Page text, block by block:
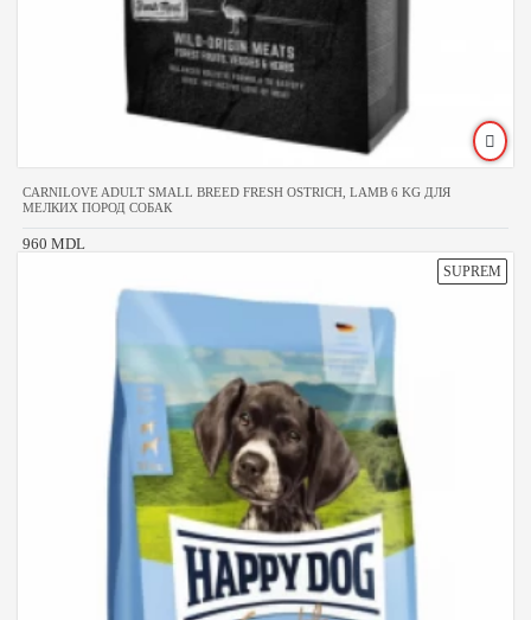
CARNILOVE ADULT SMALL BREED FRESH OSTRICH, LAMB 6 KG ДЛЯ
МЕЛКИХ ПОРОД СОБАК
960 MDL